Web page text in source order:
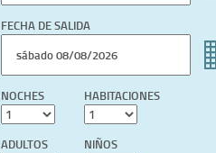
FECHA DE SALIDA
NOCHES HABITACIONES
ADULTOS NIÑOS